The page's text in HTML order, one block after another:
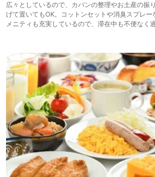
広々としているので、カバンの整理やお土産の振
げて置いてもOK。コットンセットや消臭スプレ
メニティも充実しているので、滞在中も不便なく